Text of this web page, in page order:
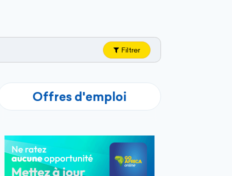
Filtrer
Offres d'emploi